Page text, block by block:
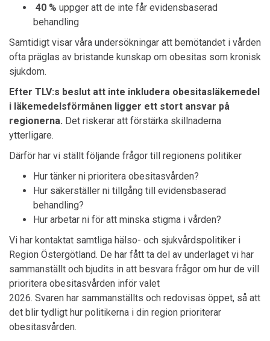
40 % uppger att de inte får evidensbaserad
behandling
Samtidigt visar våra undersökningar att bemötandet i vården
ofta präglas av bristande kunskap om obesitas som kronisk
sjukdom.
Efter TLV:s beslut att inte inkludera obesitasläkemedel
i läkemedelsförmånen ligger ett stort ansvar på
regionerna. Det riskerar att förstärka skillnaderna
ytterligare.
Därför har vi ställt följande frågor till regionens politiker
Hur tänker ni prioritera obesitasvården?
Hur säkerställer ni tillgång till evidensbaserad
behandling?
Hur arbetar ni för att minska stigma i vården?
Vi har kontaktat samtliga hälso- och sjukvårdspolitiker i
Region Östergötland. De har fått ta del av underlaget vi har
sammanställt och bjudits in att besvara frågor om hur de vill
prioritera obesitasvården inför valet
2026. Svaren har sammanställts och redovisas öppet, så att
det blir tydligt hur politikerna i din region prioriterar
obesitasvården.